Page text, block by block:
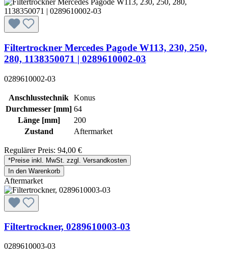
Filtertrockner Mercedes Pagode W113, 230, 250,
280, 1138350071 | 0289610002-03
0289610002-03
Anschlusstechnik Konus
Durchmesser [mm] 64
Länge [mm]
200
Zustand
Aftermarket
Regulärer Preis: 94,00 €
*Preise inkl. MwSt. zzgl. Versandkosten
In den Warenkorb
Aftermarket
Filtertrockner, 0289610003-03
0289610003-03